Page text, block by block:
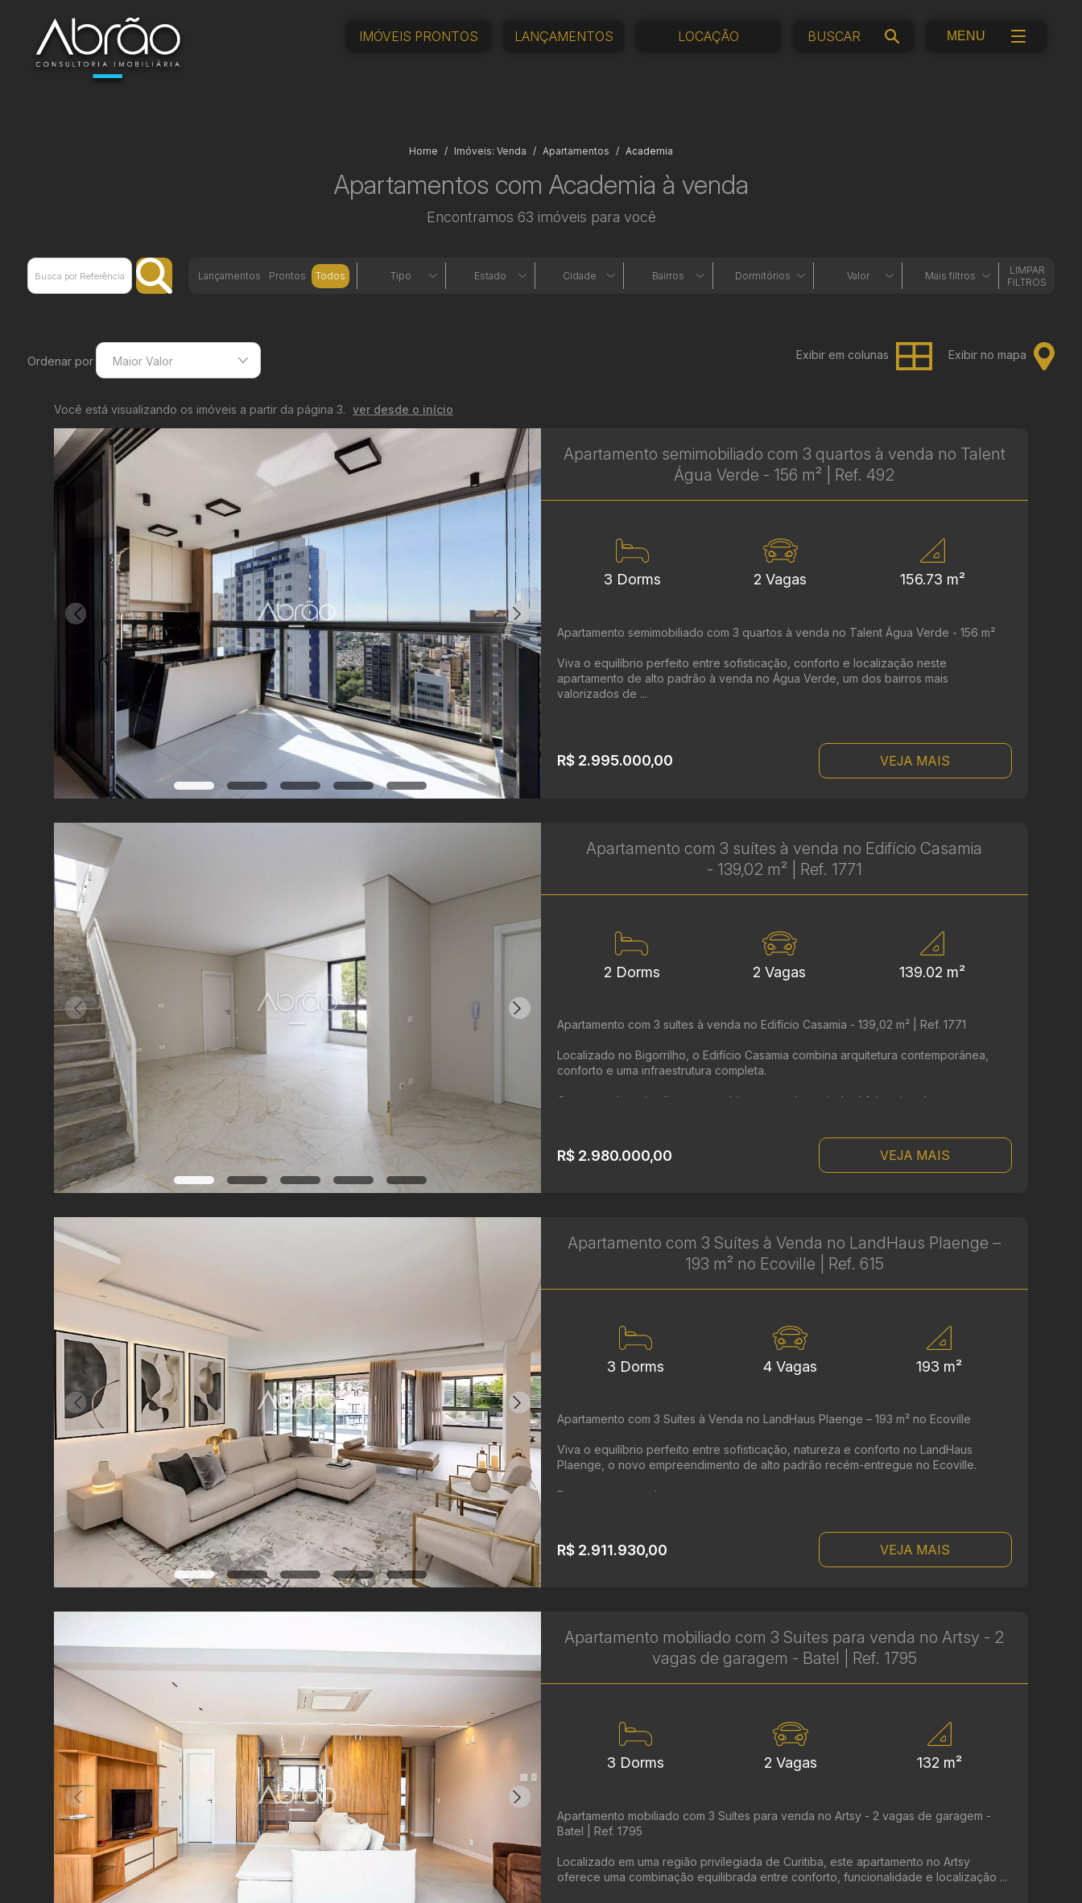
IMÓVEIS PRONTOS LANÇAMENTOS LOCAÇÃO MENU
Home Imóveis: Venda Apartamentos Academia
Apartamentos com Academia à venda
Encontramos 63 imóveis para você
Lançamentos Prontos Todos Tipo Estado Cidade Bairros Dormitórios Valor Mais filtros
LIMPAR
FILTROS
Ordenar por Maior Valor
Maior Valor
Menor Área
Exibir em colunas Exibir no mapa
Você está visualizando os imóveis a partir da página 3. ver desde o início
Apartamento semimobiliado com 3 quartos à venda no Talent
Água Verde - 156 m² | Ref. 492
3 Dorms 2 Vagas 156.73 m²
Apartamento semimobiliado com 3 quartos à venda no Talent Água Verde - 156 m²
Viva o equilíbrio perfeito entre sofisticação, conforto e localização neste
apartamento de alto padrão à venda no Água Verde, um dos bairros mais
valorizados de ...
R$ 2.995.000,00 VEJA MAIS
Apartamento com 3 suítes à venda no Edifício Casamia
- 139,02 m² | Ref. 1771
2 Dorms 2 Vagas 139.02 m²
Apartamento com 3 suítes à venda no Edifício Casamia - 139,02 m² | Ref. 1771
Localizado no Bigorrilho, o Edifício Casamia combina arquitetura contemporânea,
conforto e uma infraestrutura completa.
Com uma planta inteligente e ambientes amplos, o imóvel foi projetado ...
R$ 2.980.000,00 VEJA MAIS
Apartamento com 3 Suítes à Venda no LandHaus Plaenge –
193 m² no Ecoville | Ref. 615
3 Dorms 4 Vagas 193 m²
Apartamento com 3 Suítes à Venda no LandHaus Plaenge – 193 m² no Ecoville
Viva o equilíbrio perfeito entre sofisticação, natureza e conforto no LandHaus
Plaenge, o novo empreendimento de alto padrão recém-entregue no Ecoville.
Este apartamento à ...
R$ 2.911.930,00 VEJA MAIS
Apartamento mobiliado com 3 Suítes para venda no Artsy - 2
vagas de garagem - Batel | Ref. 1795
3 Dorms 2 Vagas 132 m²
Apartamento mobiliado com 3 Suítes para venda no Artsy - 2 vagas de garagem -
Batel | Ref. 1795
Localizado em uma região privilegiada de Curitiba, este apartamento no Artsy
oferece uma combinação equilibrada entre conforto, funcionalidade e localização ...